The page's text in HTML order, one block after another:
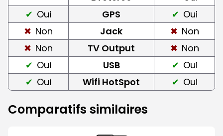
Oui
GPS
Oui
Non
Jack
Non
Non
TV Output
Non
Oui
USB
Oui
Oui
Wifi HotSpot Oui
Comparatifs similaires